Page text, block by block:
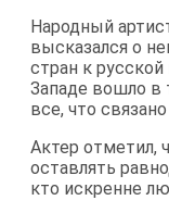
Народный
высказался о
стран к
Западе вошло в
все, что
Актер отметил,
оставлять
кто искренне